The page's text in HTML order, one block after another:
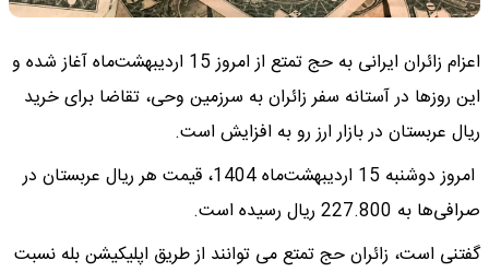
اعزام زائران ایرانی به حج تمتع از امروز 15 اردیبهشت‌ماه آغاز شده و
این روزها در آستانه سفر زائران به سرزمین وحی، تقاضا برای خرید
ریال عربستان در بازار ارز رو به افزایش است.
امروز دوشنبه 15 اردیبهشت‌ماه 1404، قیمت هر ریال عربستان در
صرافی‌ها به 227.800 ریال رسیده است.
گفتنی است، زائران حج تمتع می توانند از طریق اپلیکیشن بله نسبت